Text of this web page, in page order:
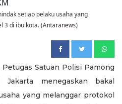
setiap pelaku usaha yang
3 di ibu kota. (Antaranews)
Petugas Satuan Polisi Pamong
menegaskan bakal
yang melanggar protokol